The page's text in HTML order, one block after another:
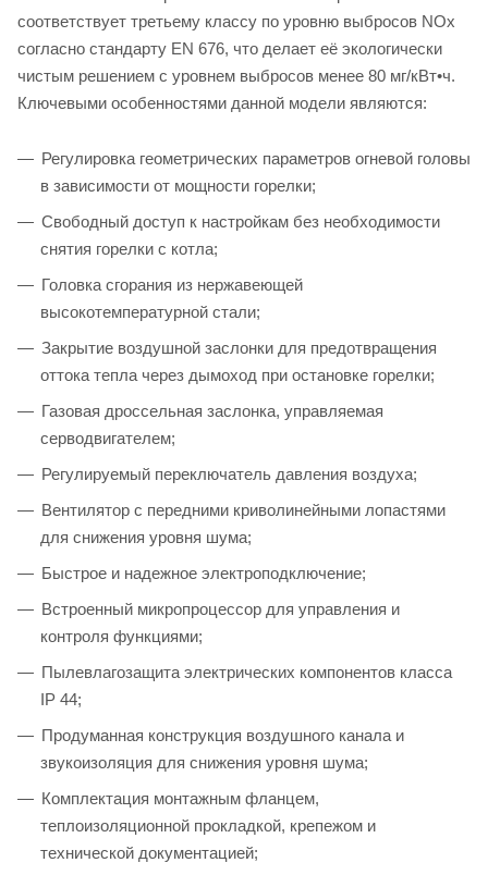
соответствует третьему классу по уровню выбросов NOx
согласно стандарту EN 676, что делает её экологически
чистым решением с уровнем выбросов менее 80 мг/кВт•ч.
Ключевыми особенностями данной модели являются:
Регулировка геометрических параметров огневой головы
в зависимости от мощности горелки;
Свободный доступ к настройкам без необходимости
снятия горелки с котла;
Головка сгорания из нержавеющей
высокотемпературной стали;
Закрытие воздушной заслонки для предотвращения
оттока тепла через дымоход при остановке горелки;
Газовая дроссельная заслонка, управляемая
серводвигателем;
Регулируемый переключатель давления воздуха;
Вентилятор с передними криволинейными лопастями
для снижения уровня шума;
Быстрое и надежное электроподключение;
Встроенный микропроцессор для управления и
контроля функциями;
Пылевлагозащита электрических компонентов класса
IP 44;
Продуманная конструкция воздушного канала и
звукоизоляция для снижения уровня шума;
Комплектация монтажным фланцем,
теплоизоляционной прокладкой, крепежом и
технической документацией;